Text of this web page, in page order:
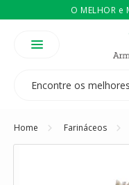
O MELHOR
Temos 3 lojas
É revendedor?
Home Farináceos